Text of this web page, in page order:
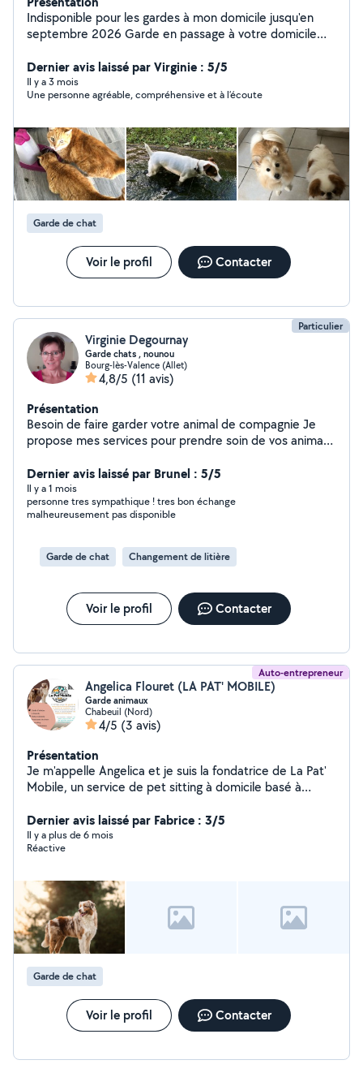
Indisponible pour les gardes à mon domicile jusqu'en
septembre 2026 Garde en passage à votre domicile
plus de renseignements car je n'ai pas d'abonnement
premium qui me permet de vous répondre à chaque
fois. J'habite Bourg les Valence et je vous propose mes
compagnie (chiens, chats, nac et oiseaux) durant vos
absences sur un week-end ou sur une durée plus longue
en garde à mon domicile ou en passage chez vous pour
les nourrir, les promener et les câliner. Charlotte.
Dernier avis laissé par Virginie : 5/5
Il y a 3 mois
Une personne agréable, compréhensive et à l’écoute
Garde de chat
Voir le profil Contacter
Particulier
Virginie Degournay
Garde chats , nounou
Bourg-lès-Valence (Allet)
4,8/5 (11 avis)
Présentation
Besoin de faire garder votre animal de compagnie Je
propose mes services pour prendre soin de vos animaux
même deux adorables chats. Je suis à votre écoute
selon vos besoins. Ayant un CAP petite enfance, je fait
également de la garde d enfants à domicile depuis 20
ans. Et pourquoi pas quelques prestations de ménage
et discrète. Je me déplace dans un rayon de 10 kms.
Dernier avis laissé par Brunel : 5/5
Il y a 1 mois
personne tres sympathique ! tres bon échange
malheureusement pas disponible
Garde de chat Changement de litière
Voir le profil Contacter
Auto-entrepreneur
Angelica Flouret (LA PAT' MOBILE)
Garde animaux
Chabeuil (Nord)
4/5 (3 avis)
Présentation
Je m'appelle Angelica et je suis la fondatrice de La Pat'
Mobile, un service de pet sitting à domicile basé à
depuis toujours, je vous propose de prendre soin de vos
compagnons comme s'ils étaient les miens, que ce soit
chez vous ou à mon domicile. Promenades, visites, soins
être et votre tranquillité. Je suis à l'écoute de leurs
habitudes et de vos besoins, pour des prestations sur
mesure et de qualité.
Dernier avis laissé par Fabrice : 3/5
Il y a plus de 6 mois
Réactive
Garde de chat
Voir le profil Contacter